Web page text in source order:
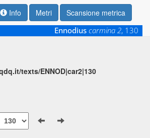
Info Metri
Scansione metrica
Ennodius carmina 2, 130
texts/ENNOD|car2|130